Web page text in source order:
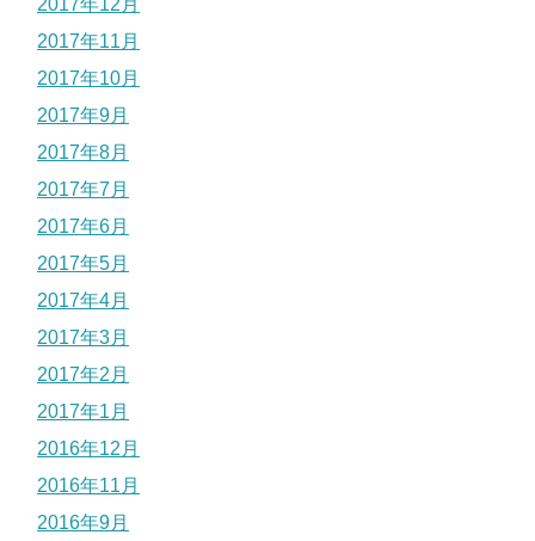
2017年11月
2017年10月
2017年9月
2017年8月
2017年7月
2017年6月
2017年5月
2017年4月
2017年3月
2017年2月
2017年1月
2016年12月
2016年11月
2016年9月